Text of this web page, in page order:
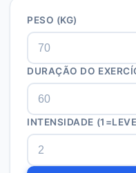
PESO (KG)
DURAÇÃO DO
INTENSIDADE